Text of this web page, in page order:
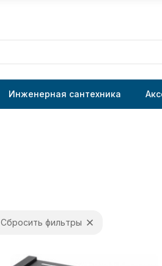
Инженерная сантехника
Сбросить фильтры